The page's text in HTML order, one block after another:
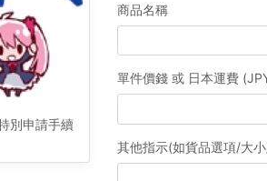
別申請手續
商品名稱
單件價錢 或 日本運費
其他指示(如貨品選項/大